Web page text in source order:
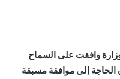
وافقت على السماح
الحاجة إلى موافقة مسبقة